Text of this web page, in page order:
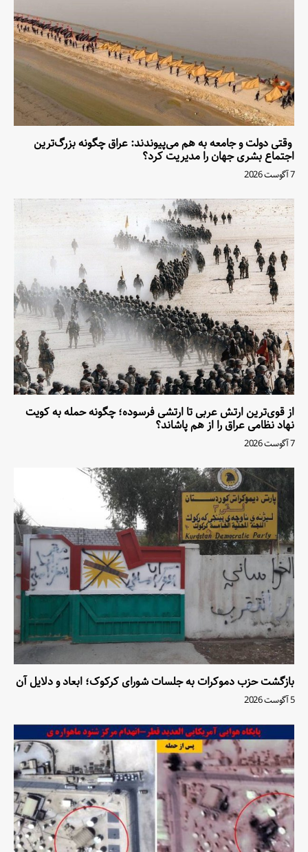
وقتی دولت و جامعه به هم می‌پیوندند: عراق چگونه بزرگ‌ترین
اجتماع بشری جهان را مدیریت کرد؟
7 آگوست 2026
از قوی‌ترین ارتش عربی تا ارتشی فرسوده؛ چگونه حمله به کویت
نهاد نظامی عراق را از هم پاشاند؟
7 آگوست 2026
بازگشت حزب دموکرات به جلسات شورای کرکوک؛ ابعاد و دلایل آن
5 آگوست 2026